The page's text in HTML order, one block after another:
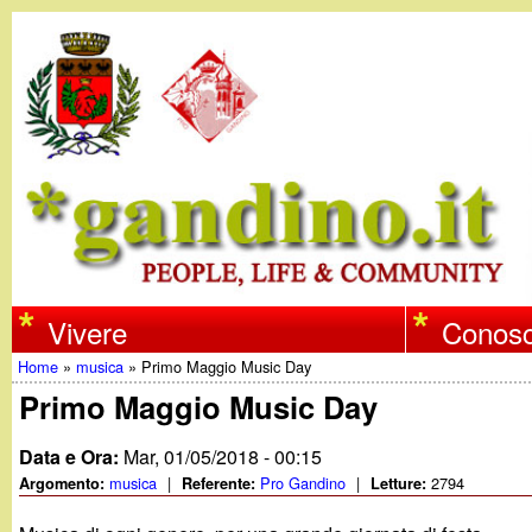
w
w
w
.
Vivere
Tu
sei
qui
Home » musica » Primo Maggio Music Day
Primo Maggio Music Day
Data e Ora: Mar, 01/05/2018 - 00:15
Argomento: musica | Referente: Pro Gandino | Letture:2794